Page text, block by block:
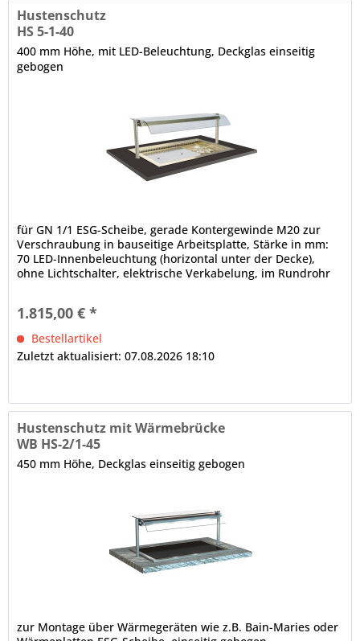
Hustenschutz
HS 5-1-40
400 mm Höhe, mit LED-Beleuchtung, Deckglas einseitig
gebogen
für GN 1/1 ESG-Scheibe, gerade Kontergewinde M20 zur
Verschraubung in bauseitige Arbeitsplatte, Stärke in mm:
70 LED-Innenbeleuchtung (horizontal unter der Decke),
ohne Lichtschalter, elektrische Verkabelung, im Rundrohr
der Tiefe wahlweise fixierbar Hinweis:...
1.815,00 € *
Bestellartikel
Zuletzt aktualisiert: 07.08.2026 18:10
Hustenschutz mit Wärmebrücke
WB HS-2/1-45
450 mm Höhe, Deckglas einseitig gebogen
zur Montage über Wärmegeräten wie z.B. Bain-Maries oder